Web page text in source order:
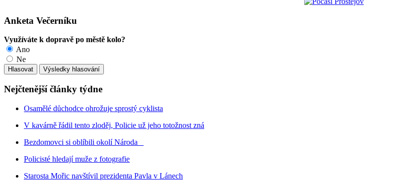
Anketa Večerníku
Využíváte k dopravě po městě kolo?
Ano
Ne
Nejčtenější články týdne
Osamělé důchodce ohrožuje sprostý cyklista
V kavárně řádil tento zloděj, Policie už jeho totožnost zná
Bezdomovci si oblíbili okolí Národa
Policisté hledají muže z fotografie
Starosta Mořic navštívil prezidenta Pavla v Lánech